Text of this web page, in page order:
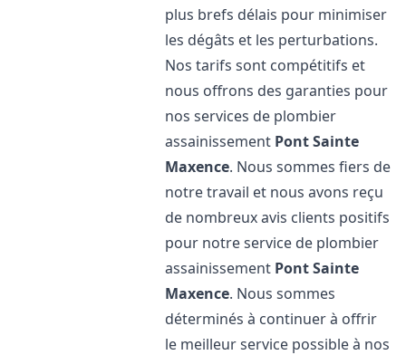
plus brefs délais pour minimiser
les dégâts et les perturbations.
Nos tarifs sont compétitifs et
nous offrons des garanties pour
nos services de plombier
assainissement Pont Sainte
Maxence. Nous sommes fiers de
notre travail et nous avons reçu
de nombreux avis clients positifs
pour notre service de plombier
assainissement Pont Sainte
Maxence. Nous sommes
déterminés à continuer à offrir
le meilleur service possible à nos